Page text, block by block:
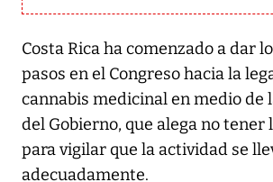
Costa Rica ha comenzado a dar
pasos en el Congreso hacia la
cannabis medicinal en medio de
del Gobierno, que alega no tener
para vigilar que la actividad se
adecuadamente.